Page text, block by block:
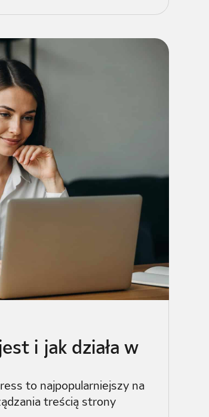
i jak działa w
to najpopularniejszy na
treścią strony